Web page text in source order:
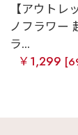
【アウトレ
ノフラワー
ラ...
￥1,299